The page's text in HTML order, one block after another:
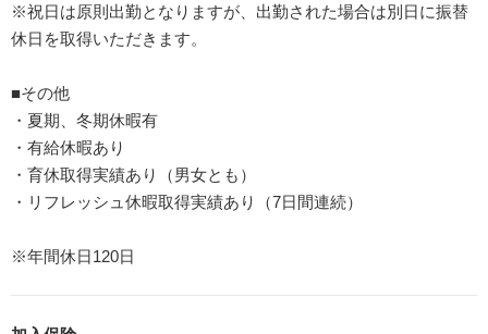
※祝日は原則出勤となりますが、出勤された場合は別日に振替
休日を取得いただきます。
■その他
・夏期、冬期休暇有
・有給休暇あり
・育休取得実績あり（男女とも）
・リフレッシュ休暇取得実績あり（7日間連続）
※年間休日120日